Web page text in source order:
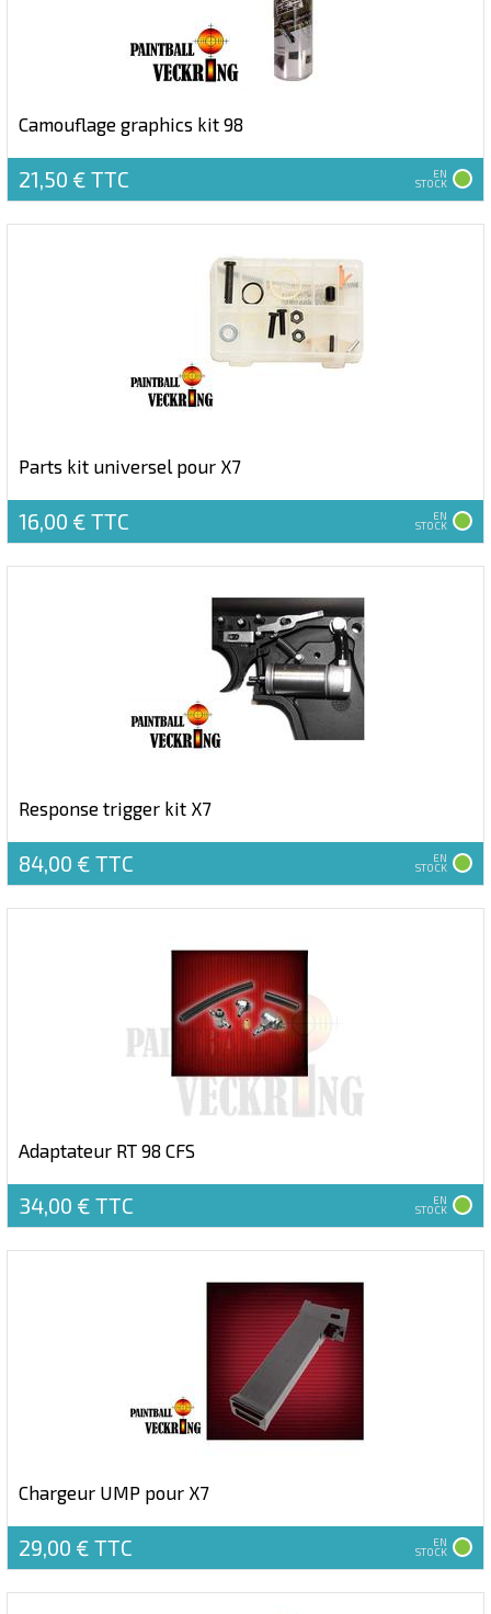
Camouflage graphics kit 98
21,50 € TTC EN
STOCK
Parts kit universel pour X7
16,00 € TTC EN
STOCK
Response trigger kit X7
84,00 € TTC EN
STOCK
Adaptateur RT 98 CFS
34,00 € TTC EN
STOCK
Chargeur UMP pour X7
29,00 € TTC EN
STOCK